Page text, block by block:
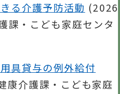
る介護予防活動 (2026
課・こども家庭センタ
具貸与の例外給付
康介護課・こども家庭